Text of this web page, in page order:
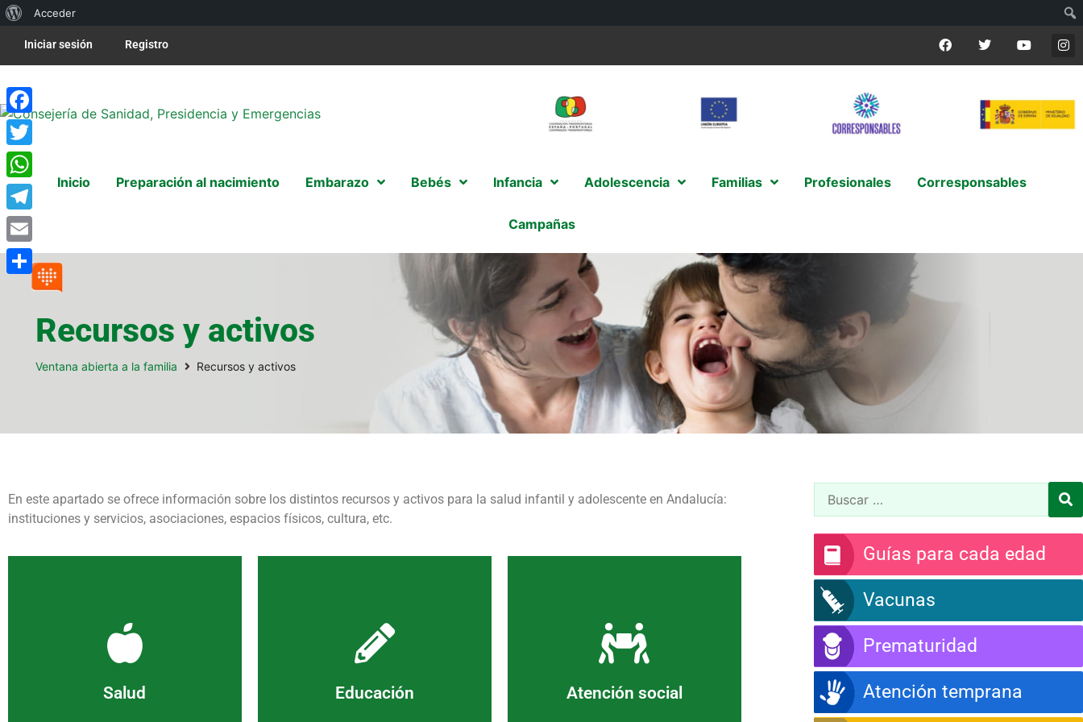
Acceder
Iniciar sesión Registro
Inicio Preparación al nacimiento Embarazo Bebés Infancia Adolescencia Familias Profesionales Corresponsables
Campañas
Recursos y activos
Ventana abierta a la familia Recursos y activos
En este apartado se ofrece información sobre los distintos recursos y activos para la salud infantil y adolescente en Andalucía:
instituciones y servicios, asociaciones, espacios físicos, cultura, etc.
Salud
sanitarios de la comunidad
Ver más
Educación
Escuela de Familias y Red Forma
Ver más
Atención social
acogimiento y adopción, etc.
Ver más
Guías para cada edad
Vacunas
Prematuridad
Atención temprana
Facebook
Twitter
WhatsApp
Telegram
Email
Compartir